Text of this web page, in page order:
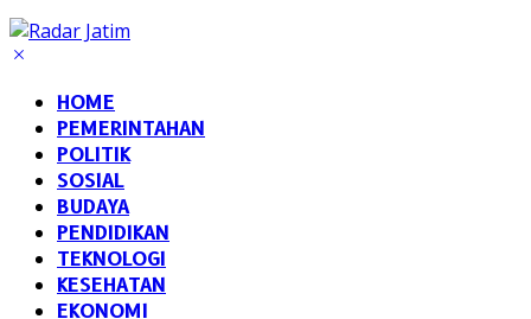
HOME
PEMERINTAHAN
POLITIK
SOSIAL
BUDAYA
PENDIDIKAN
TEKNOLOGI
KESEHATAN
EKONOMI